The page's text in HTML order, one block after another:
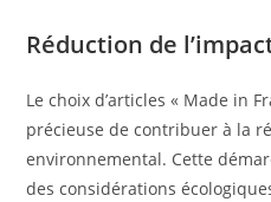
Réduction de
Le choix d’articles « Made in
précieuse de contribuer à la
environnemental. Cette
des considérations